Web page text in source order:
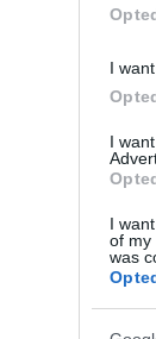
I
I
I
of my
was